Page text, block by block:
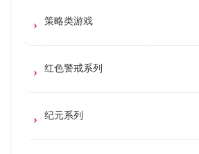
策略类游戏
红色警戒系列
纪元系列